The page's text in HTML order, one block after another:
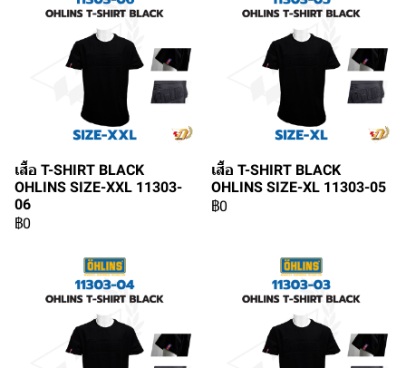
เสื้อ T-SHIRT BLACK
OHLINS SIZE-XXL 11303-
06
฿0
เสื้อ T-SHIRT BLACK
OHLINS SIZE-XL 11303-05
฿0